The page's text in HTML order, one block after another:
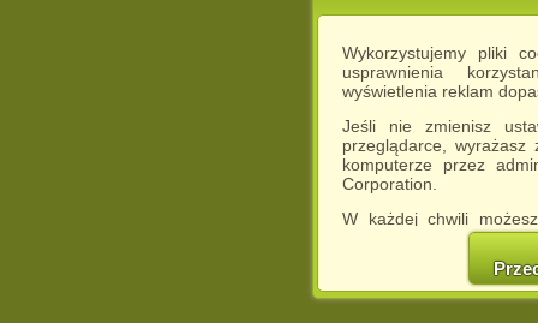
Wykorzystujemy pliki
usprawnienia
wyświetlenia reklam
Jeśli nie zmienisz
przeglądarce,
komputerze przez
Corporation.
W każdej chwili
cookies w swojej
w naszej
http://chomikuj.pl/